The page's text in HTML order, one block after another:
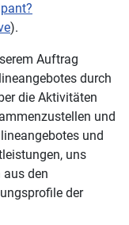
).
Auftrag
durch
die Aktivitäten
und
und
uns
aus den
der